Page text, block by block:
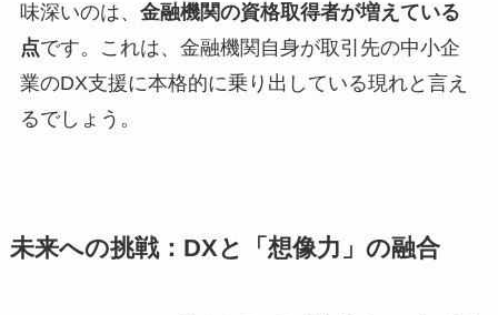
味深いのは、 金融機関の資格取得者が増えている
点です。これは、金融機関自身が取引先の中小企
業のDX支援に本格的に乗り出している現れと言え
るでしょう。
未来への挑戦：DXと「想像力」の融合